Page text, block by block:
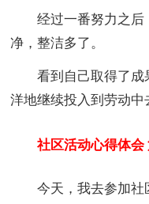
经过一番努力之后
净，整洁多了。
看到自己取得了成
洋地继续投入到劳动中
社区活动心得体会
今天，我去参加社